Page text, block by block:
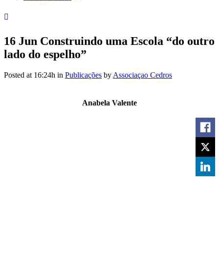
16 Jun Construindo uma Escola “do outro
lado do espelho”
Posted at 16:24h in Publicações by Associaçao Cedros
Anabela Valente